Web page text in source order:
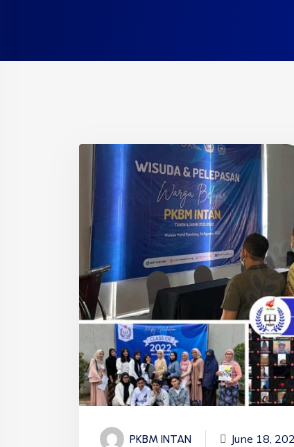
PKBM INTAN June 18,